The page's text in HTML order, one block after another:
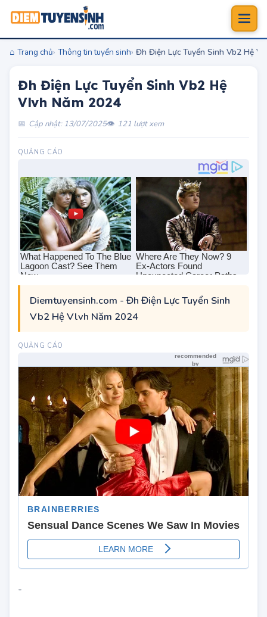
Trang chủ Thông tin tuyển sinh Đh Điện Lực Tuyển Sinh Vb2 Hệ
Đh Điện Lực Tuyển Sinh Vb2 Hệ
Vlvh Năm 2024
Cập nhật: 13/07/2025 121 lượt xem
Diemtuyensinh.com - Đh Điện Lực Tuyển Sinh
Vb2 Hệ Vlvh Năm 2024